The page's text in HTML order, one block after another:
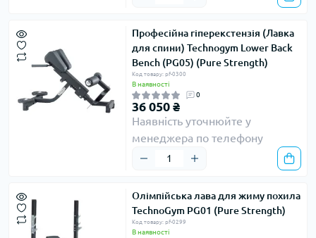
Професійна гіперекстензія (Лавка
для спини) Technogym Lower Back
Bench (PG05) (Pure Strength)
Код товару: pf-0300
В наявності
0
36 050 ₴
Наявність уточнюйте у
менеджера по телефону
Олімпійська лава для жиму похила
TechnoGym PG01 (Pure Strength)
Код товару: pf-0299
В наявності